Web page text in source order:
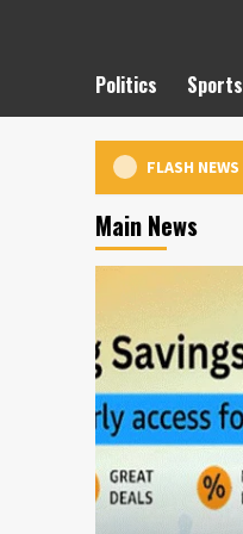
Politics Sports
FLASH NEWS
‘గ్రేట్ ఫ్రీడమ్ సేల్’..
Main News